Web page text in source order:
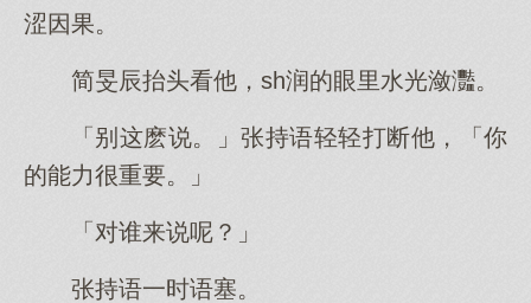
涩因果。
简旻辰抬头看他，sh润的眼里水光潋灩。
「别这麽说。」张持语轻轻打断他，「你
的能力很重要。」
「对谁来说呢？」
张持语一时语塞。